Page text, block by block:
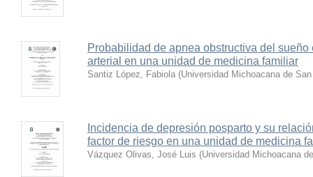
Probabilidad de apnea obstructiva del
arterial en una unidad de medicina familiar
Santiz López, Fabiola (Universidad Michoacana de
Incidencia de depresión posparto y su
factor de riesgo en una unidad de medicina
Vázquez Olivas, José Luis (Universidad Michoacana